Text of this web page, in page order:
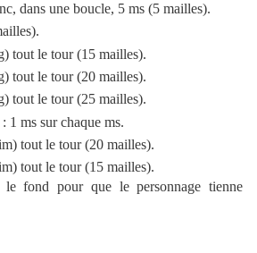
dans une boucle, 5 ms (5 mailles).
tout le tour (15 mailles).
tout le tour (20 mailles).
tout le tour (25 mailles).
1 ms sur chaque ms.
tout le tour (20 mailles).
tout le tour (15 mailles).
fond pour que le personnage tienne